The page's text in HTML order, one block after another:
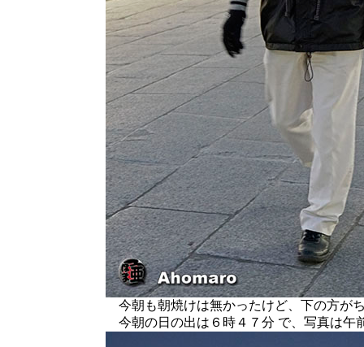
今朝も朝焼けは無かったけど、下の方が
今朝の日の出は６時４７分 で、写真は午